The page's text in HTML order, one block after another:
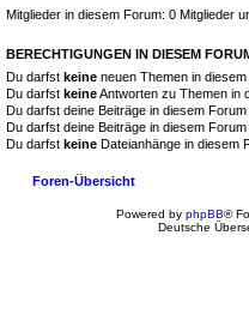
Mitglieder in diesem Forum: 0 Mitglieder
BERECHTIGUNGEN IN DIESEM
Du darfst keine neuen Themen in
Du darfst keineAntworten zu Themen in
Du darfst deine Beiträge in diesem Forum
Du darfst deine Beiträge in diesem Forum
Du darfst keine Dateianhänge in diesem
Foren-Übersicht
Powered by phpBB®
Deutsche